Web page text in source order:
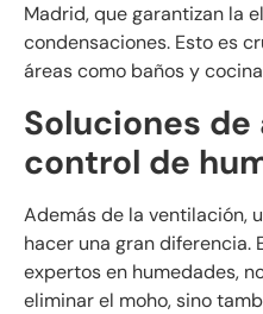
Madrid, que garantizan la
condensaciones. Esto es
áreas como baños y
Soluciones
control de
Además de la ventilación,
hacer una gran diferencia.
expertos en humedades,
eliminar el moho, sino